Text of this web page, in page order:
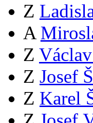
Z
A
Z
Z Josef
Z Karel